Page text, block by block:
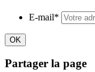
E-mail*
Partager la page